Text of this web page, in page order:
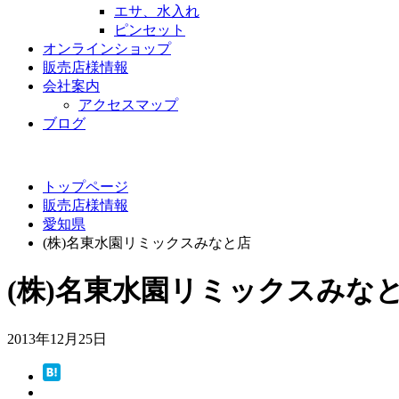
エサ、水入れ
ピンセット
オンラインショップ
販売店様情報
会社案内
アクセスマップ
ブログ
トップページ
販売店様情報
愛知県
(株)名東水園リミックスみなと店
(株)名東水園リミックスみな
2013年12月25日